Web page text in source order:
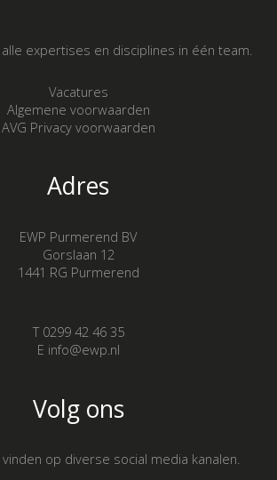
expertises en disciplines in één team.
Vacatures
Algemene voorwaarden
AVG Privacy voorwaarden
Adres
EWP Purmerend BV
Gorslaan 12
1441 RG Purmerend
T 0299 42 46 35
E info@ewp.nl
Volg ons
vinden op diverse social media kanalen.